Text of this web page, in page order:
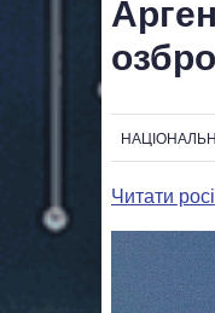
Читати